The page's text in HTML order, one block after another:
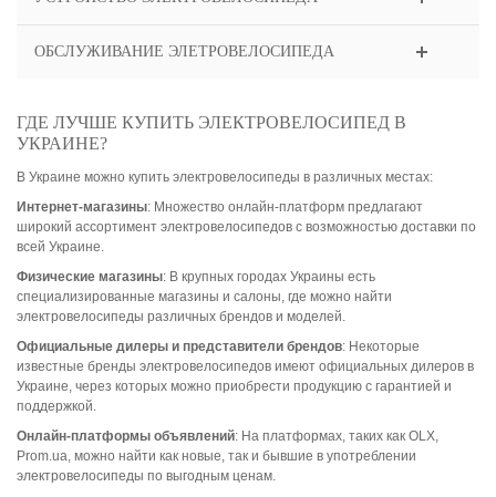
ОБСЛУЖИВАНИЕ ЭЛЕТРОВЕЛОСИПЕДА
ГДЕ ЛУЧШЕ КУПИТЬ ЭЛЕКТРОВЕЛОСИПЕД В
УКРАИНЕ?
В Украине можно купить электровелосипеды в различных местах:
Интернет-магазины: Множество онлайн-платформ предлагают
широкий ассортимент электровелосипедов с возможностью доставки по
всей Украине.
Физические магазины: В крупных городах Украины есть
специализированные магазины и салоны, где можно найти
электровелосипеды различных брендов и моделей.
Официальные дилеры и представители брендов: Некоторые
известные бренды электровелосипедов имеют официальных дилеров в
Украине, через которых можно приобрести продукцию с гарантией и
поддержкой.
Онлайн-платформы объявлений: На платформах, таких как OLX,
Prom.ua, можно найти как новые, так и бывшие в употреблении
электровелосипеды по выгодным ценам.